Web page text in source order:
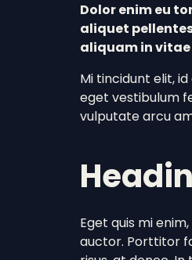
Dolor enim eu
aliquet
aliquam in
Mi tincidunt elit,
eget vestibulum
vulputate arcu
Eget quis mi
auctor. Porttitor